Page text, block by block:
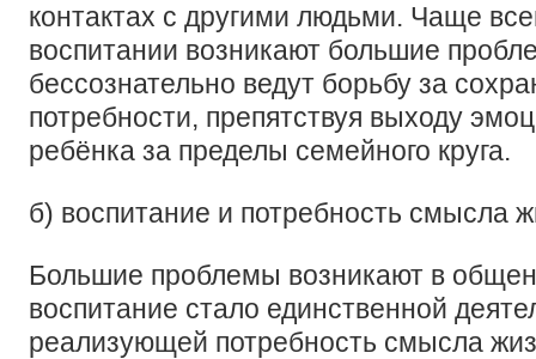
контактах с другими людьми. Чаще
воспитании возникают большие
бессознательно ведут борьбу за
потребности, препятствуя выходу
ребёнка за пределы семейного круга.
б) воспитание и потребность смысла
Большие проблемы возникают в
воспитание стало единственной
реализующей потребность смысла